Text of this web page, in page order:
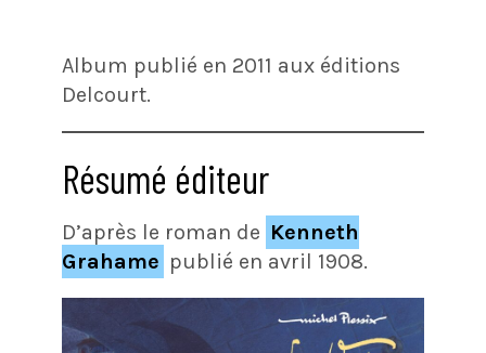
Album publié en 2011 aux éditions
Delcourt.
Résumé éditeur
D’après le roman de Kenneth
Grahame publié en avril 1908.